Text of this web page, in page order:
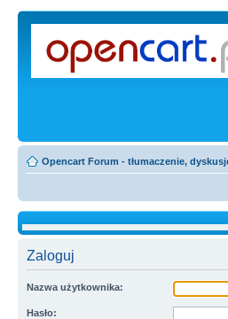
Opencart Forum - tłumaczenie,
Zaloguj
Nazwa użytkownika:
Hasło: